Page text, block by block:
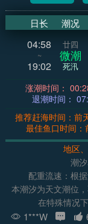
日长 潮况
04:58
~
19:02
廿四
微潮
死汛
涨潮
退
推荐赶海时间：前
最佳鱼口时间：
地区
潮
配重流速：根
本潮汐为天文潮位
在特殊情况
1***W